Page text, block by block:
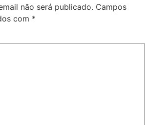
não será publicado. Campos
com *